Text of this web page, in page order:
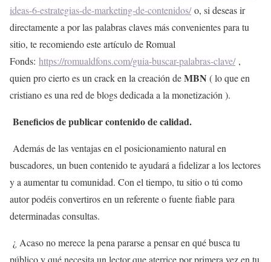
ideas-6-estrategias-de-marketing-de-contenidos/o, si deseas ir
directamente a por las palabras claves más convenientes para tu
sitio, te recomiendo este artículo de Romual
Fonds: https://romualdfons.com/guia-buscar-palabras-clave/,
quien pro cierto es un crack en la creación deMBN ( lo que en
cristiano es una red de blogs dedicada a la monetización ).
Beneficios de publicar contenido de calidad.
Además de las ventajas en el posicionamiento natural en
buscadores, un buen contenido te ayudará a fidelizar a los lectores
y a aumentar tu comunidad. Con el tiempo, tu sitio o tú como
autor podéis convertiros en un referente o fuente fiable para
determinadas consultas.
¿ Acaso no merece la pena pararse a pensar en qué busca tu
público y qué necesita un lector que aterrice por primera vez en tu